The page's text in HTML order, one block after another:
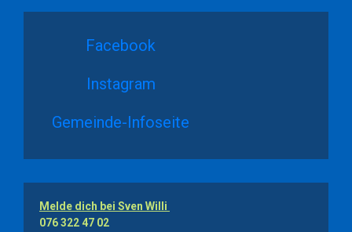
Facebook
Instagram
Gemeinde-Infoseite
Melde dich bei Sven Willi
076 322 47 02